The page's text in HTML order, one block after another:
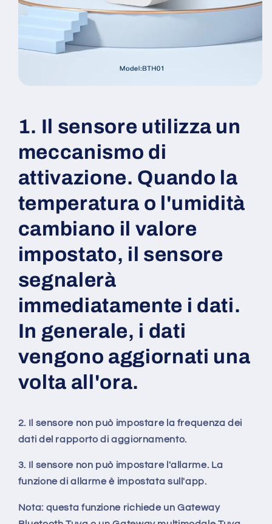
1. Il sensore utilizza un
meccanismo di
attivazione. Quando la
temperatura o l'umidità
cambiano il valore
impostato, il sensore
segnalerà
immediatamente i dati.
In generale, i dati
vengono aggiornati una
volta all'ora.
2. Il sensore non può impostare la frequenza dei
dati del rapporto di aggiornamento.
3. Il sensore non può impostare l'allarme. La
funzione di allarme è impostata sull'app.
Nota: questa funzione richiede un Gateway